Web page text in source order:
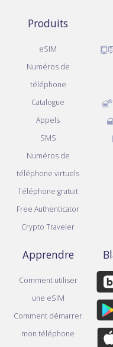
Produits
eSIM
Numéros de
téléphone
Catalogue
Appels
SMS
Numéros de
téléphone virtuels
Téléphone gratuit
Free Authenticator
Crypto Traveler
Apprendre
Comment utiliser
une eSIM
Comment démarrer
mon téléphone